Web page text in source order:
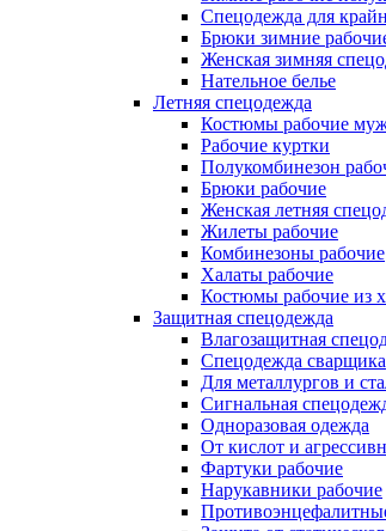
Спецодежда для
Брюки зимние
Женская зимняя
Нательное белье
Летняя спецодежда
Костюмы рабочие
Рабочие куртки
Полукомбинезон
Брюки рабочие
Женская летняя
Жилеты рабочие
Комбинезоны рабочие
Халаты рабочие
Костюмы рабочие из
Защитная спецодежда
Влагозащитная
Спецодежда сварщика
Для металлургов и
Сигнальная
Одноразовая одежда
От кислот и
Фартуки рабочие
Нарукавники рабочие